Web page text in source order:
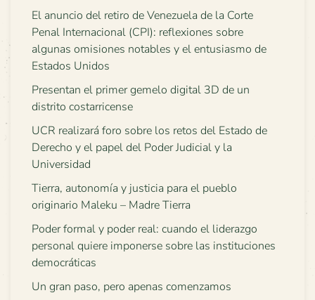
El anuncio del retiro de Venezuela de la Corte
Penal Internacional (CPI): reflexiones sobre
algunas omisiones notables y el entusiasmo de
Estados Unidos
Presentan el primer gemelo digital 3D de un
distrito costarricense
UCR realizará foro sobre los retos del Estado de
Derecho y el papel del Poder Judicial y la
Universidad
Tierra, autonomía y justicia para el pueblo
originario Maleku – Madre Tierra
Poder formal y poder real: cuando el liderazgo
personal quiere imponerse sobre las instituciones
democráticas
Un gran paso, pero apenas comenzamos